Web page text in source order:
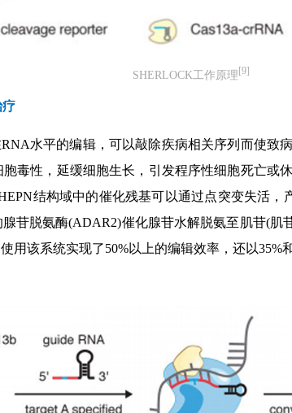
SHERLOCK工作原理 [9]
水平的编辑，可以敲除疾病相关序列而使致
毒性，延缓细胞生长，引发程序性细胞死亡或
结构域中的催化残基可以通过点突变失活
苷脱氨酶(ADAR2)催化腺苷水解脱氨至肌苷(
用该系统实现了50%以上的编辑效率，还以